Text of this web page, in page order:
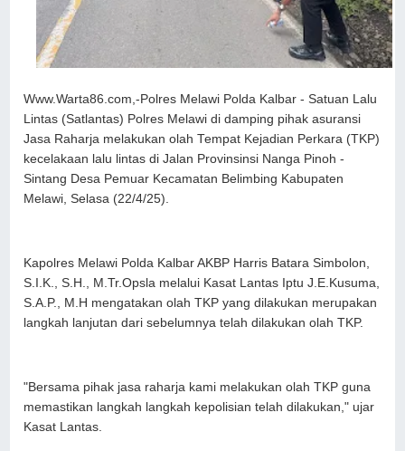
Www.Warta86.com,-Polres Melawi Polda Kalbar - Satuan Lalu
Lintas (Satlantas) Polres Melawi di damping pihak asuransi
Jasa Raharja melakukan olah Tempat Kejadian Perkara (TKP)
kecelakaan lalu lintas di Jalan Provinsinsi Nanga Pinoh -
Sintang Desa Pemuar Kecamatan Belimbing Kabupaten
Melawi, Selasa (22/4/25).
Kapolres Melawi Polda Kalbar AKBP Harris Batara Simbolon,
S.I.K., S.H., M.Tr.Opsla melalui Kasat Lantas Iptu J.E.Kusuma,
S.A.P., M.H mengatakan olah TKP yang dilakukan merupakan
langkah lanjutan dari sebelumnya telah dilakukan olah TKP.
"Bersama pihak jasa raharja kami melakukan olah TKP guna
memastikan langkah langkah kepolisian telah dilakukan," ujar
Kasat Lantas.